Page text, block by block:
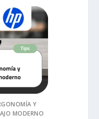
Y
MODERNO